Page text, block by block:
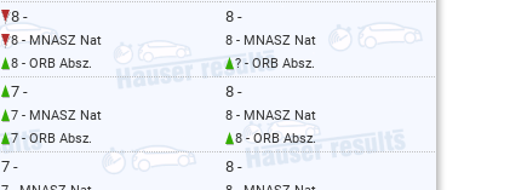
8 -
8 - MNASZ Nat
8 - ORB Absz.
8 -
8 - MNASZ Nat
? - ORB Absz.
7 -
7 - MNASZ Nat
7 - ORB Absz.
8 -
8 - MNASZ Nat
8 - ORB Absz.
7 - 8 -